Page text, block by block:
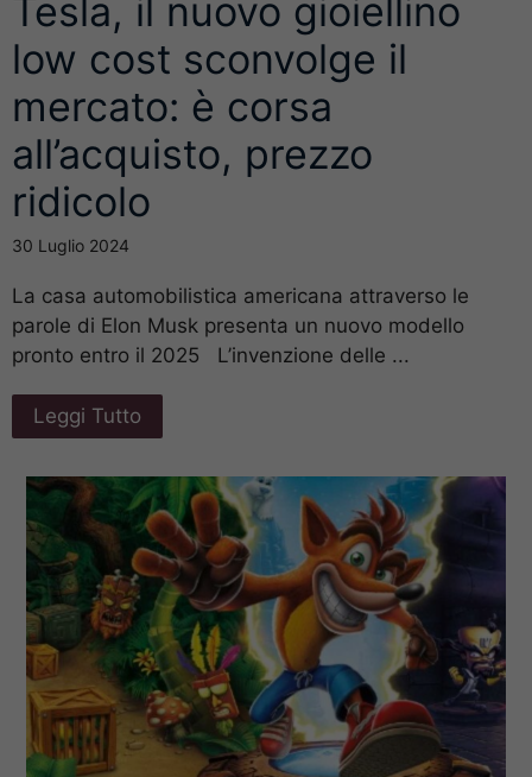
Tesla, il nuovo gioiellino
low cost sconvolge il
mercato: è corsa
all’acquisto, prezzo
ridicolo
30 Luglio 2024
La casa automobilistica americana attraverso le
parole di Elon Musk presenta un nuovo modello
pronto entro il 2025 L’invenzione delle ...
Leggi Tutto